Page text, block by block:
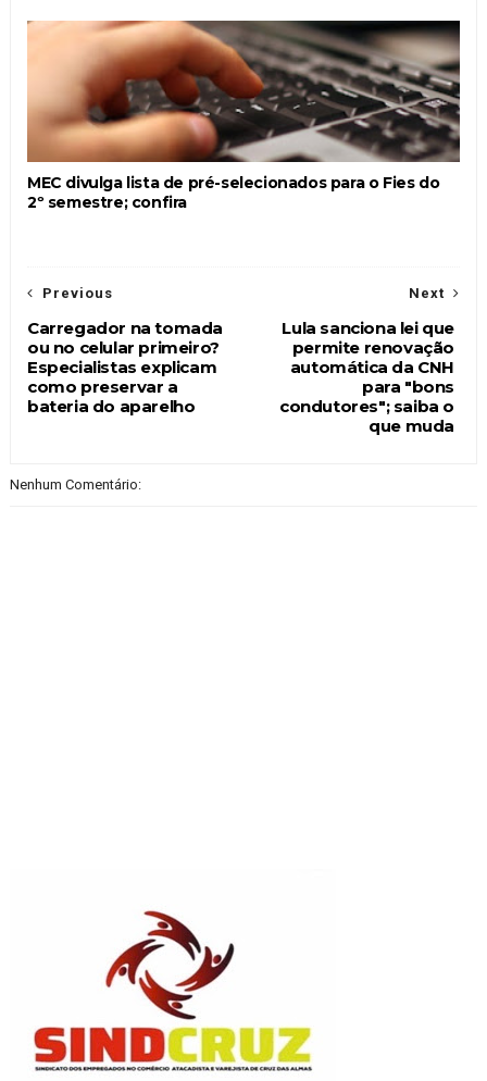
MEC divulga lista de pré-selecionados para o Fies do
2º semestre; confira
Next
Lula sanciona lei que
permite renovação
automática da CNH
para "bons
condutores"; saiba o
que muda
Previous
Carregador na tomada
ou no celular primeiro?
Especialistas explicam
como preservar a
bateria do aparelho
Nenhum Comentário: